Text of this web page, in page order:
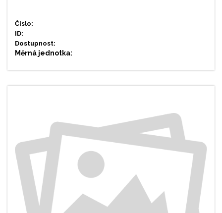
Číslo:
ID:
Dostupnost:
Měrná jednotka: